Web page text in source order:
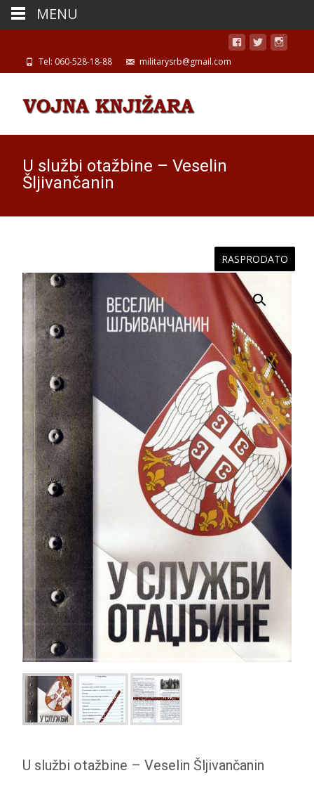
Tel: 060-528-18-88 militarysrb@gmail.com
U službi otažbine – Veselin
Šljivančanin
RASPRODATO
U službi otažbine – Veselin Šljivančanin
MENU